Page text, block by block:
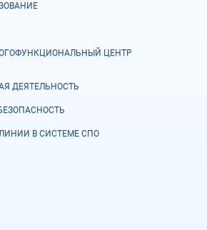
ЦЕНТР
ДЕЯТЕЛЬНОСТЬ
В СИСТЕМЕ СПО